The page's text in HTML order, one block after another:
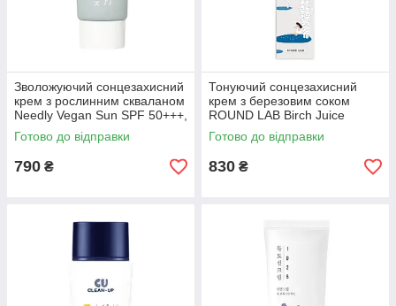
Зволожуючий сонцезахисний
крем з рослинним скваланом
Needly Vegan Sun SPF 50+++,
50 мл (422052)
Готово до відправки
790 ₴
Тонуючий сонцезахисний
крем з березовим соком
ROUND LAB Birch Juice
Moisturizing ToneUр, 50мл
(769977)
Готово до відправки
830 ₴